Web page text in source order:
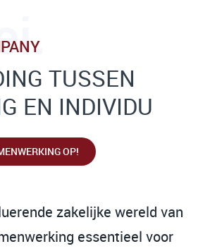
TUSSEN
EN INDIVIDU
OP!
zakelijke wereld van
essentieel voor